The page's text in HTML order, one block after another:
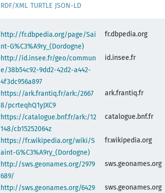
RDF/XML TURTLE JSON-LD
http://fr.dbpedia.org/page/Sai
nt-G%C3%A9ry_(Dordogne)
fr.dbpedia.org
http://id.insee.fr/geo/commun
e/38b54c92-9dd2-42d2-a442-
4f3dc956a897
id.insee.fr
https://ark.frantiq.fr/ark:/2667
8/pcrteqhQ1yJXC9
ark.frantiq.fr
https://catalogue.bnf.fr/ark:/12
148/cb15252064z
catalogue.bnf.fr
https://fr.wikipedia.org/wiki/S
aint-G%C3%A9ry_(Dordogne)
fr.wikipedia.org
http://sws.geonames.org/2979
689/
sws.geonames.org
http://sws.geonames.org/6429 sws.geonames.org